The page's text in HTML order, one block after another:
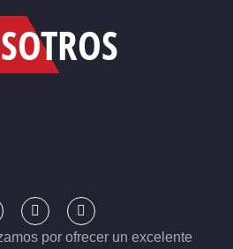
por ofrecer un excelente